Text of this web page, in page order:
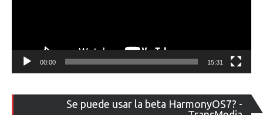
00:00 15:31
Se puede usar la beta HarmonyOS7? -
de